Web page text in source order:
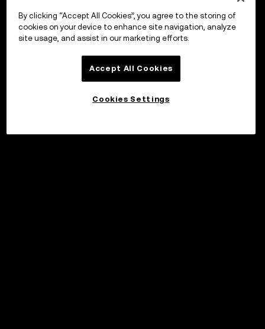
By clicking “Accept All Cookies”, you agree to the storing of
cookies on your device to enhance site navigation, analyze
site usage, and assist in our marketing efforts.
Accept All Cookies
Cookies Settings